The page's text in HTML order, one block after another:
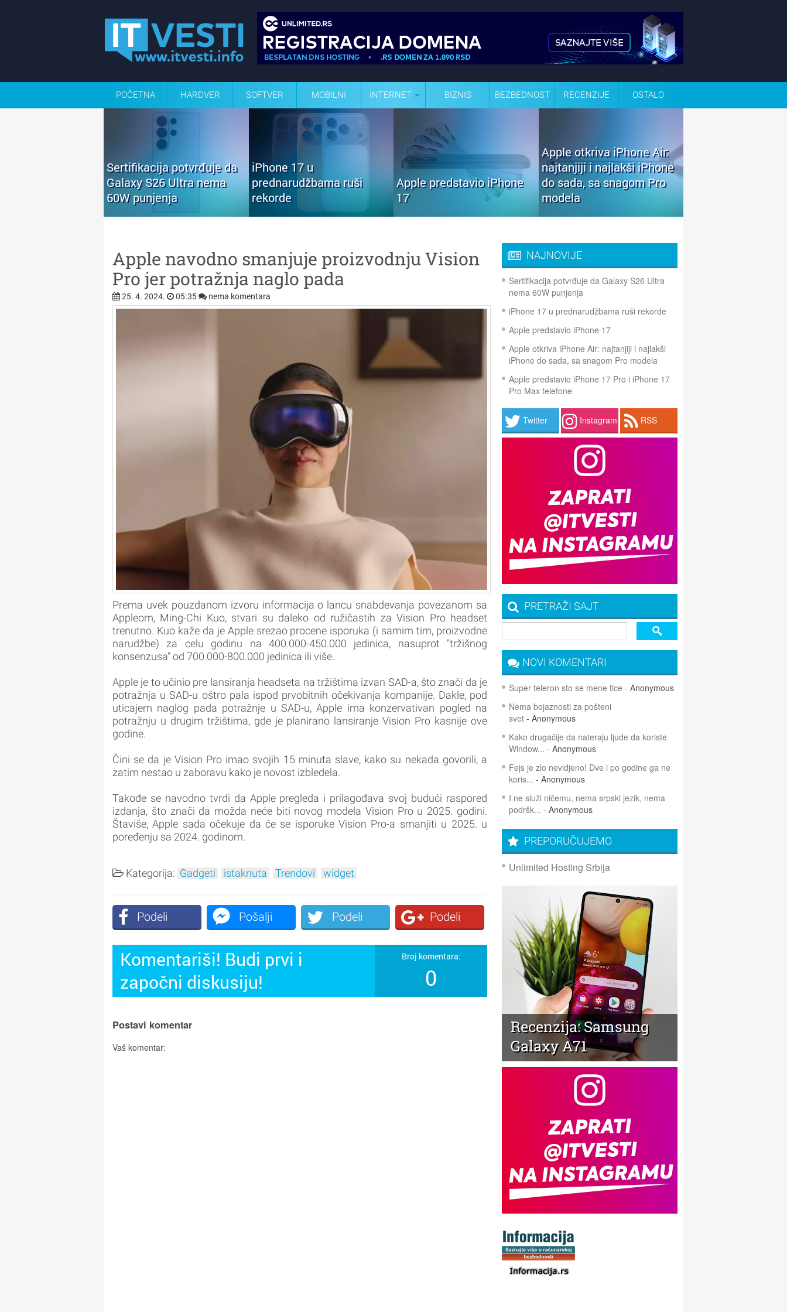
POČETNA HARDVER SOFTVER MOBILNI INTERNET BIZNIS BEZBEDNOST RECENZIJE OSTALO
Sertifikacija potvrđuje da
Galaxy S26 Ultra nema
60W punjenja
iPhone 17 u
prednarudžbama ruši
rekorde
Apple predstavio iPhone
17
Apple otkriva iPhone Air:
najtanjiji i najlakši iPhone
do sada, sa snagom Pro
modela
Apple navodno smanjuje proizvodnju Vision
Pro jer potražnja naglo pada
25. 4. 2024. 05:35 nema komentara
Prema uvek pouzdanom izvoru informacija o lancu snabdevanja povezanom sa
Appleom, Ming-Chi Kuo, stvari su daleko od ružičastih za Vision Pro headset
trenutno. Kuo kaže da je Apple srezao procene isporuka (i samim tim, proizvodne
narudžbe) za celu godinu na 400.000-450.000 jedinica, nasuprot "tržišnog
konsenzusa" od 700.000-800.000 jedinica ili više.
Apple je to učinio pre lansiranja headseta na tržištima izvan SAD-a, što znači da je
potražnja u SAD-u oštro pala ispod prvobitnih očekivanja kompanije. Dakle, pod
uticajem naglog pada potražnje u SAD-u, Apple ima konzervativan pogled na
potražnju u drugim tržištima, gde je planirano lansiranje Vision Pro kasnije ove
godine.
Čini se da je Vision Pro imao svojih 15 minuta slave, kako su nekada govorili, a
zatim nestao u zaboravu kako je novost izbledela.
Takođe se navodno tvrdi da Apple pregleda i prilagođava svoj budući raspored
izdanja, što znači da možda neće biti novog modela Vision Pro u 2025. godini.
Štaviše, Apple sada očekuje da će se isporuke Vision Pro-a smanjiti u 2025. u
poređenju sa 2024. godinom.
Kategorija: Gadgeti istaknuta Trendovi widget
Podeli Pošalji Podeli Podeli
Komentariši! Budi prvi i
započni diskusiju!
Broj komentara:
0
Postavi komentar
Vaš komentar:
NAJNOVIJE
Sertifikacija potvrđuje da Galaxy S26 Ultra
nema 60W punjenja
iPhone 17 u prednarudžbama ruši rekorde
Apple predstavio iPhone 17
Apple otkriva iPhone Air: najtanjiji i najlakši
iPhone do sada, sa snagom Pro modela
Apple predstavio iPhone 17 Pro i iPhone 17
Pro Max telefone
Twitter Instagram RSS
PRETRAŽI SAJT
NOVI KOMENTARI
Super teleron sto se mene tice - Anonymous
Nema bojaznosti za pošteni
svet - Anonymous
Kako drugačije da nateraju ljude da koriste
Window... - Anonymous
Fejs je zlo nevidjeno! Dve i po godine ga ne
koris... - Anonymous
I ne služi ničemu, nema srpski jezik, nema
podršk... - Anonymous
PREPORUČUJEMO
Unlimited Hosting Srbija
Recenzija: Samsung
Galaxy A71